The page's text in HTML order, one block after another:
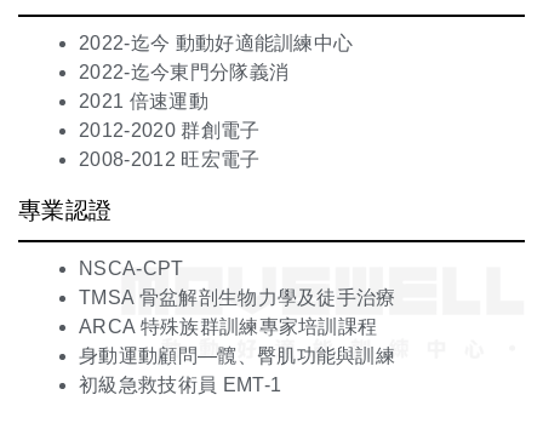
2022-迄今 動動好適能訓練中心
2022-迄今東門分隊義消
2021 倍速運動
2012-2020 群創電子
2008-2012 旺宏電子
專業認證
NSCA-CPT
TMSA 骨盆解剖生物力學及徒手治療
ARCA 特殊族群訓練專家培訓課程
身動運動顧問—髖、臀肌功能與訓練
初級急救技術員 EMT-1